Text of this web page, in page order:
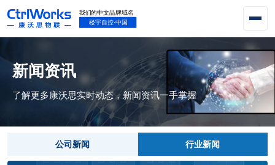
新闻资讯
了解更多康沃思实时动态，新闻资讯一手掌握
公司新闻 行业新闻